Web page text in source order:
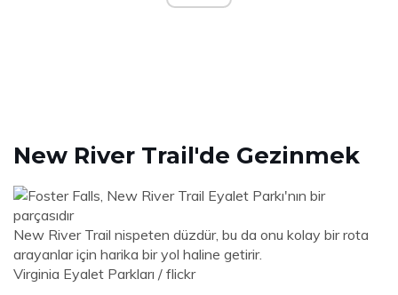
New River Trail'de Gezinmek
New River Trail nispeten düzdür, bu da onu kolay bir rota
arayanlar için harika bir yol haline getirir.
Virginia Eyalet Parkları / flickr